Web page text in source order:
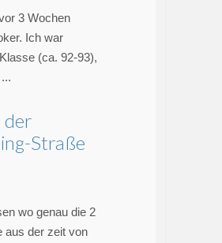
3 Wochen
Ich war
(ca. 92-93),
der
Straße
wo genau die 2
aus der zeit von